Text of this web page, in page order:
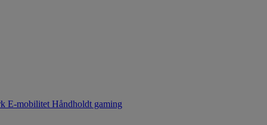
E-mobilitet Håndholdt gaming